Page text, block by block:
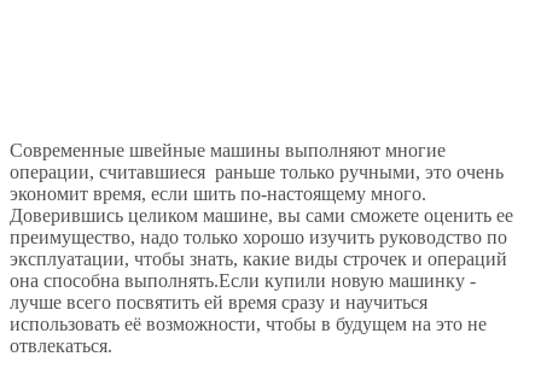
Современные швейные машины выполняют многие
операции, считавшиеся раньше только ручными, это очень
экономит время, если шить по-настоящему много.
Доверившись целиком машине, вы сами сможете оценить ее
преимущество, надо только хорошо изучить руководство по
эксплуатации, чтобы знать, какие виды строчек и операций
она способна выполнять.Если купили новую машинку -
лучше всего посвятить ей время сразу и научиться
использовать её возможности, чтобы в будущем на это не
отвлекаться.